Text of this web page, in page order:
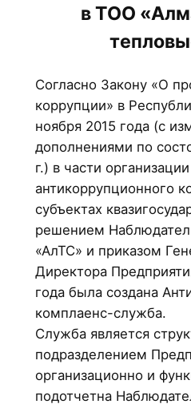
в ТОО
Согласно Закону «О
коррупции» в
ноября 2015 года (с
дополнениями по
г.) в части
антикоррупционного
субъектах
решением
«АлТС» и приказом
Директора
года была создана
комплаенс-служба.
Служба является
подразделением
организационно и
подотчетна